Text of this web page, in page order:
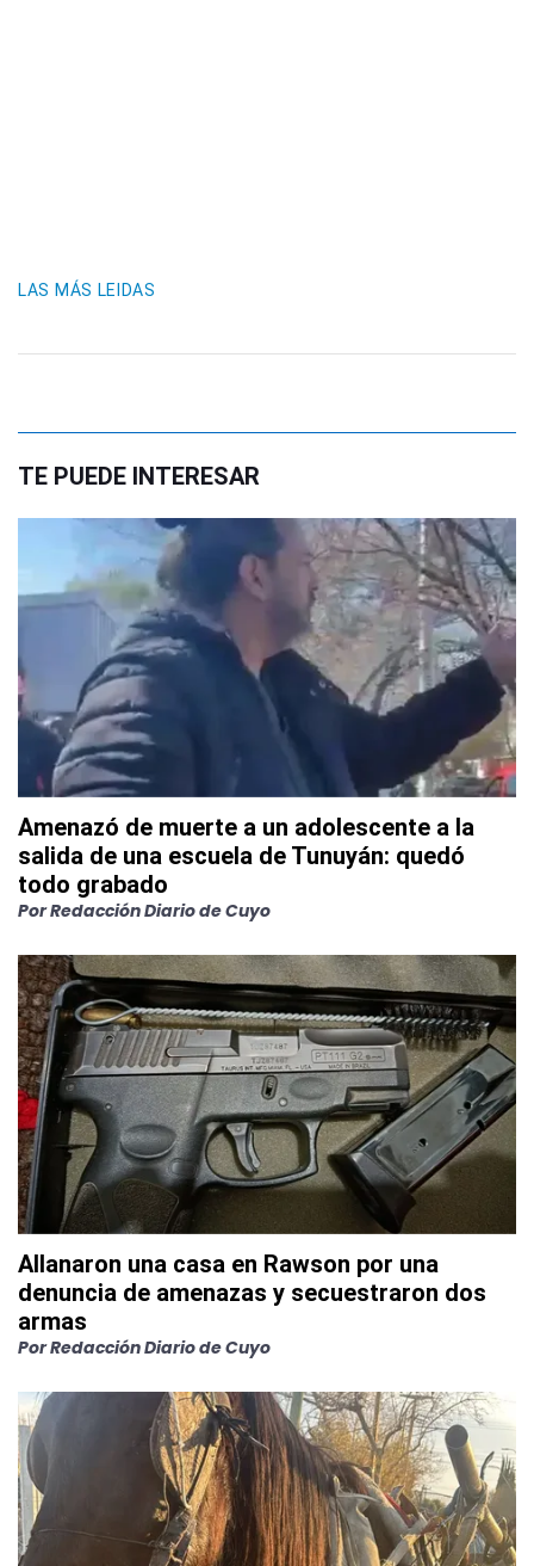
LAS MÁS LEIDAS
TE PUEDE INTERESAR
Amenazó de muerte a un adolescente a la
salida de una escuela de Tunuyán: quedó
todo grabado
PorRedacción Diario de Cuyo
Allanaron una casa en Rawson por una
denuncia de amenazas y secuestraron dos
armas
PorRedacción Diario de Cuyo